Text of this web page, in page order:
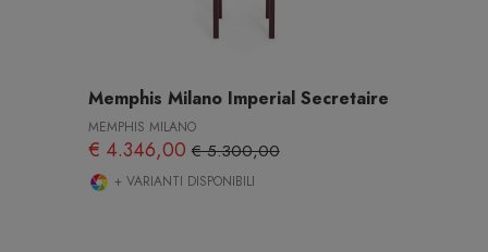
Memphis Milano Imperial Secretaire
MEMPHIS MILANO
€ 4.346,00€ 5.300,00
+ VARIANTI DISPONIBILI